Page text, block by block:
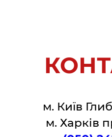
м. Київ
м. Харків